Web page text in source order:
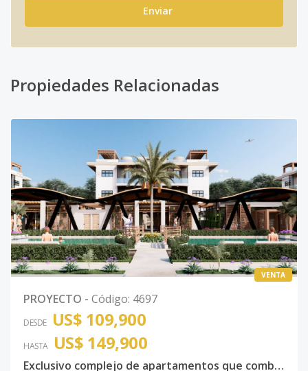
Enviar
Propiedades Relacionadas
VENTA
PROYECTO - Código: 4697
DESDE US$ 109,900
HASTA US$ 149,900
Exclusivo complejo de apartamentos que combina diseño contemporaneo con funcionalidad moderna